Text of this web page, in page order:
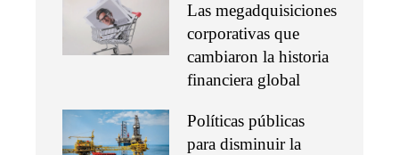
Las megadquisiciones
corporativas que
cambiaron la historia
financiera global
Políticas públicas
para disminuir la